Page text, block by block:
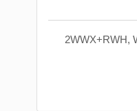
2WWX+RWH,